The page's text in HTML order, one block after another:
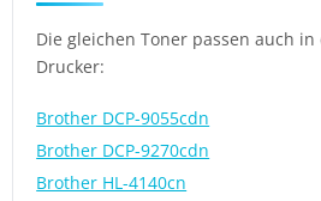
Die gleichen Toner passen auch
Drucker:
Brother DCP-9055cdn
Brother DCP-9270cdn
Brother HL-4140cn